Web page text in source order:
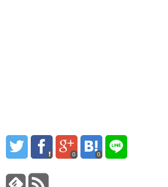
0 0